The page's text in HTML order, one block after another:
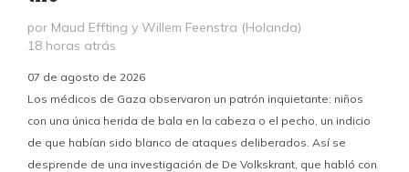
por Maud Effting y Willem Feenstra (Holanda)
18 horas atrás
07 de agosto de 2026
Los médicos de Gaza observaron un patrón inquietante: niños
con una única herida de bala en la cabeza o el pecho, un indicio
de que habían sido blanco de ataques deliberados. Así se
desprende de una investigación de De Volkskrant, que habló con